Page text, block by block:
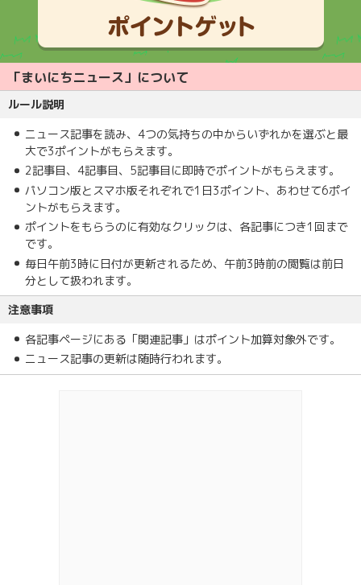
「まいにちニュース」について
ルール説明
ニュース記事を読み、4つの気持ちの中からいずれかを選ぶと最
大で3ポイントがもらえます。
2記事目、4記事目、5記事目に即時でポイントがもらえます。
パソコン版とスマホ版それぞれで1日3ポイント、あわせて6ポイ
ントがもらえます。
ポイントをもらうのに有効なクリックは、各記事につき1回まで
です。
毎日午前3時に日付が更新されるため、午前3時前の閲覧は前日
分として扱われます。
注意事項
各記事ページにある「関連記事」はポイント加算対象外です。
ニュース記事の更新は随時行われます。